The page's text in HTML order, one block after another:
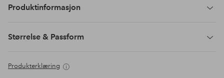
Produktinformasjon
Størrelse & Passform
Produkterklæring